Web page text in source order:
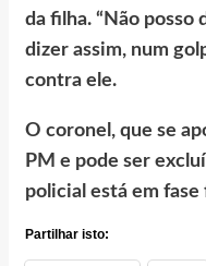
da filha. “Não posso
dizer assim, num
contra ele.
O coronel, que se
PM e pode ser
policial está em fase
Partilhar isto: